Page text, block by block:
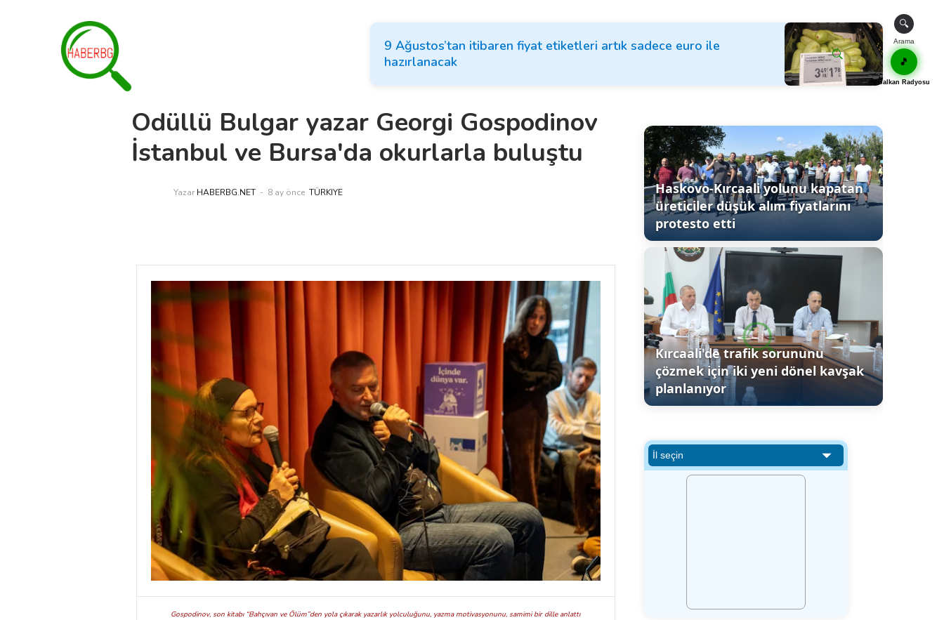
9 Ağustos’tan itibaren fiyat etiketleri artık sadece euro ile
hazırlanacak
Ödüllü Bulgar yazar Georgi Gospodinov
İstanbul ve Bursa'da okurlarla buluştu
Yazar HABERBG.NET 8 ay önce TÜRKIYE
Gospodinov, son kitabı “Bahçıvan ve Ölüm”den yola çıkarak yazarlık yolculuğunu, yazma motivasyonunu, samimi bir dille anlattı
Haskovo-Kırcaali yolunu kapatan
üreticiler düşük alım fiyatlarını
protesto etti
Kırcaali'de trafik sorununu
çözmek için iki yeni dönel kavşak
planlanıyor
🔍
Arama
🎵
Balkan Radyosu